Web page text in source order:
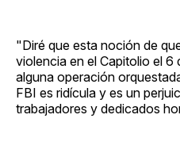
"Diré que esta noción de
violencia en el Capitolio el 6
alguna operación
FBI es ridícula y es un
trabajadores y dedicados